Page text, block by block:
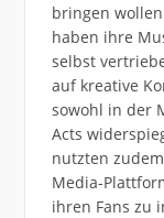
bringen
haben ihre
selbst
auf kreative
sowohl in der
Acts
nutzten
Media-
ihren Fans zu